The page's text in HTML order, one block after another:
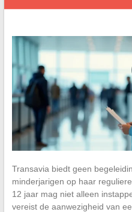
Transavia biedt geen
minderjarigen op haar
12 jaar mag niet alleen
vereist de aanwezigheid van